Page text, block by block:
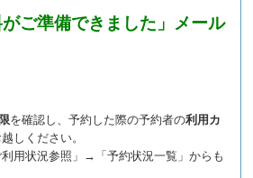
がご準備できました」メール
を確認し、予約した際の予約者の利用カ
しください。
状況参照」→「予約状況一覧」からも